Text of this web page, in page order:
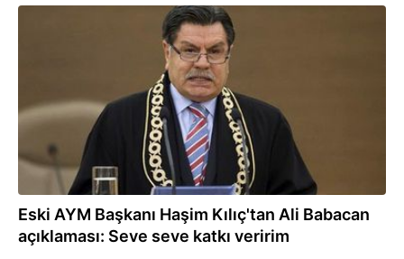
Eski AYM Başkanı Haşim Kılıç'tan Ali Babacan
açıklaması: Seve seve katkı veririm